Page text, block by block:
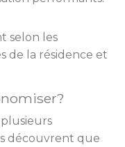
selon les
de la résidence et
découvrent que